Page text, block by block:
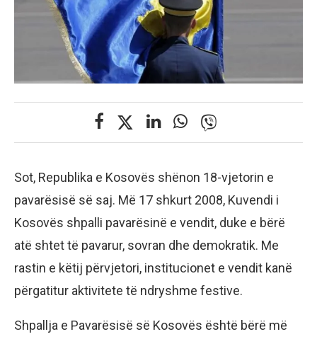
Sot, Republika e Kosovës shënon 18-vjetorin e
pavarësisë së saj. Më 17 shkurt 2008, Kuvendi i
Kosovës shpalli pavarësinë e vendit, duke e bërë
atë shtet të pavarur, sovran dhe demokratik. Me
rastin e këtij përvjetori, institucionet e vendit kanë
përgatitur aktivitete të ndryshme festive.
Shpallja e Pavarësisë së Kosovës është bërë më